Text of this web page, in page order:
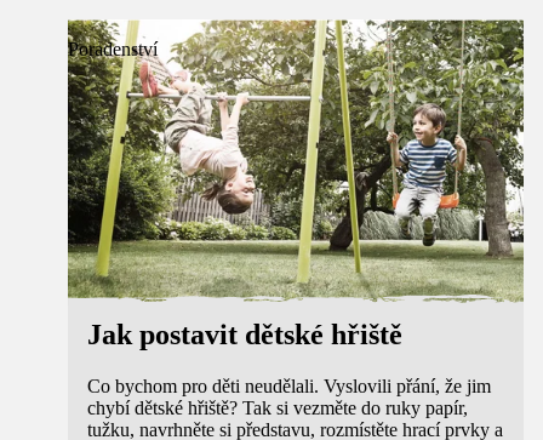
Poradenství
Jak postavit dětské hřiště
Co bychom pro děti neudělali. Vyslovili přání, že jim
chybí dětské hřiště? Tak si vezměte do ruky papír,
tužku, navrhněte si představu, rozmístěte hrací prvky a